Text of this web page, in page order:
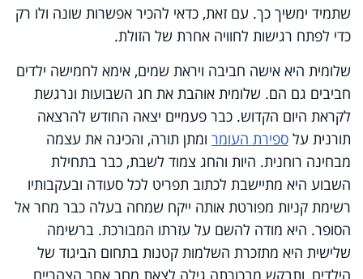
שתמיד ימשיך כך. עם זאת, כדאי להכיר אפשרות שונה ולו רק
כדי לפתח רגישות לחוויה אחרת של הזולת.
שלומית היא אישה חביבה ויראת שמים, אימא לחמישה ילדים
חביבים גם הם. שלומית אוהבת את חג השבועות ונרגשת
לקראת היום הקדוש. כבר פעמיים יצאה החודש להרצאה
תורנית על ספירת העומר ומתן תורה, והכינה את עצמה
מבחינה רוחנית. היות והחג צמוד לשבת, כבר בתחילת
השבוע היא מתיישבת לכתוב תפריט לכל סעודה ובעקבותיו
רשימת קניות מפורטת אותה ייקח שמחה בעלה כבר מחר אל
הסופר. היא מודה להשם על עזרתו המבורכת. ברשימה
שלישית היא מתזכרת השלמות קטנות בתחום הביגוד של
הילדים, ותבקש מבכורתה גילה לצאת מחר אחר הצהריים